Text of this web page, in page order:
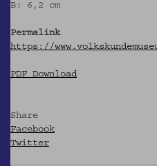
B: 6,2 cm
Permalink
https://
PDF Download
Share
Facebook
Twitter